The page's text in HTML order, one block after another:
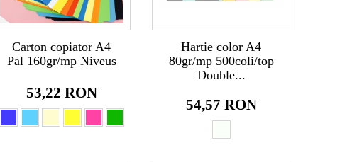
Carton copiator A4
Pal 160gr/mp Niveus
53,22 RON
Hartie color A4
80gr/mp 500coli/top
Double...
54,57 RON